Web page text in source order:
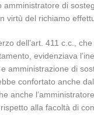
di
virtù del richiamo
dell’art. 411 c.c.,
evidenziava
amministrazione di
confortato anche
anche
alla facoltà di